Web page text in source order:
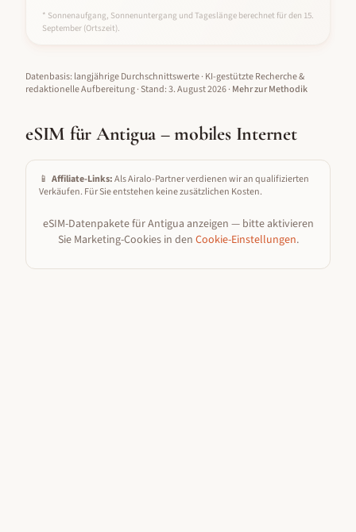
* Sonnenaufgang, Sonnenuntergang und Tageslänge berechnet für den 15.
September (Ortszeit).
Datenbasis: langjährige Durchschnittswerte · KI-gestützte Recherche &
redaktionelle Aufbereitung· Stand:3. August 2026· Mehr zur Methodik
eSIM für Antigua – mobiles Internet
📱 Affiliate-Links:Als Airalo-Partner verdienen wir an qualifizierten
Verkäufen. Für Sie entstehen keine zusätzlichen Kosten.
eSIM-Datenpakete fürAntigua anzeigen — bitte aktivieren
Sie Marketing-Cookies in den Cookie-Einstellungen.